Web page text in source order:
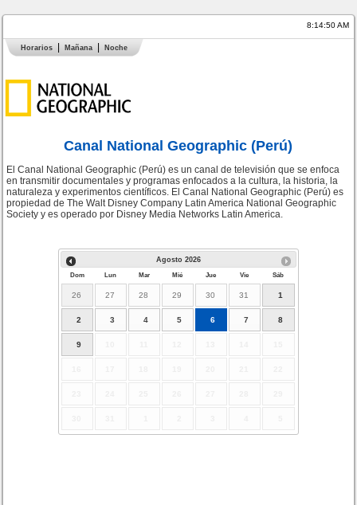
8:14:50 AM
Horarios Mañana Noche
Canal National Geographic (Perú)
El Canal National Geographic (Perú) es un canal de televisión que se enfoca
en transmitir documentales y programas enfocados a la cultura, la historia, la
naturaleza y experimentos científicos. El Canal National Geographic (Perú) es
propiedad de The Walt Disney Company Latin America National Geographic
Society y es operado por Disney Media Networks Latin America.
Agosto 2026
Dom Lun Mar Mié Jue Vie Sáb
26 27 28 29 30 31 1
2 3 4 5 6 7 8
9